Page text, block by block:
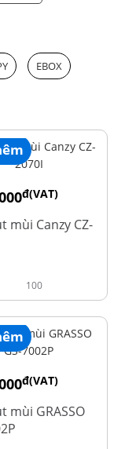
EBOX
đ(VAT)
mùi Canzy CZ-
100
đ(VAT)
mùi GRASSO